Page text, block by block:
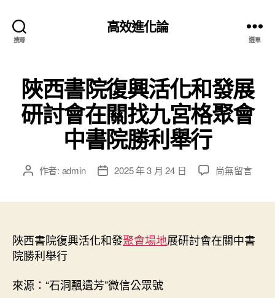
搜尋
高效進化論
選單
陜西書院復興活化和發展
研討會在關找九宮格聚會
中書院勝利舉行
文 作者: admin
文
期
2025 年 3 月 24 日
在
復
尚無留言
陜西書院復興活化和發聚會場地展研討會在關中書
院勝利舉行
來源：“石洞飄遺芳”微信公眾號